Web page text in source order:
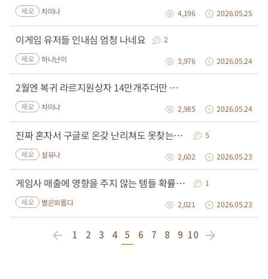
세오 차미나 4,196 2026.05.25
이게임 유저들 인내심 엄청 나네요
2
세오
하나난이 3,976 2026.05.24
2월엔 복귀 라르지원상자 14만개주더만 이번엔 28만개를주네..
세오 차미나 2,985 2026.05.24
진짜 혼자서 구글로 온갖 난리쳐도 못찾는거 질문좀 드립니다
5
세오
설유나 2,602 2026.05.23
게임사 매출에 영향을 주지 않는 템들 확률 수정해조요!
1
세오
별은외롭다 2,021 2026.05.23
1 2 3 4 5 6 7 8 9 10